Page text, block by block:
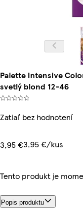
Palette Intensive
svetlý blond 12-46
Zatiaľ bez hodnotení
3,95 €3,95 €/kus
Tento produkt je
Popis produktu